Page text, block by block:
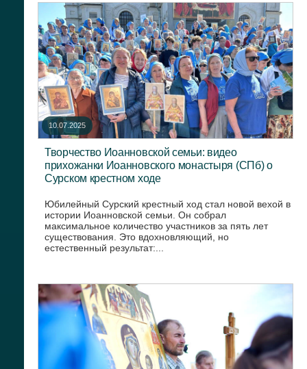
10.07.2025
Творчество Иоанновской семьи: видео
прихожанки Иоанновского монастыря (СПб) о
Сурском крестном ходе
Юбилейный Сурский крестный ход стал новой вехой в
истории Иоанновской семьи. Он собрал
максимальное количество участников за пять лет
существования. Это вдохновляющий, но
естественный результат:...